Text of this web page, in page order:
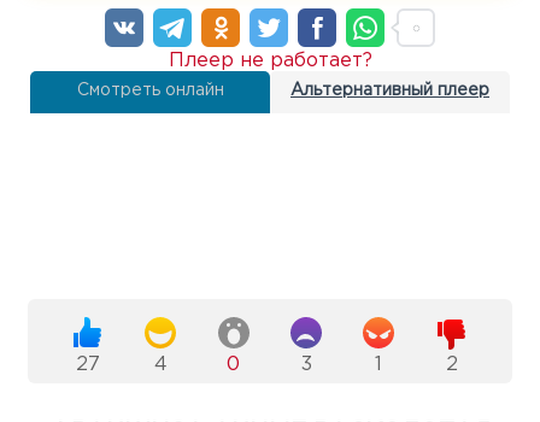
Смотреть онлайн Альтернативный плеер
Плеер не работает?
27 4 0 3 2